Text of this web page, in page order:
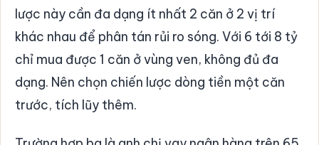
lược này cần đa dạng ít nhất 2 căn ở 2 vị trí
khác nhau để phân tán rủi ro sóng. Với 6 tới 8 tỷ
chỉ mua được 1 căn ở vùng ven, không đủ đa
dạng. Nên chọn chiến lược dòng tiền một căn
trước, tích lũy thêm.